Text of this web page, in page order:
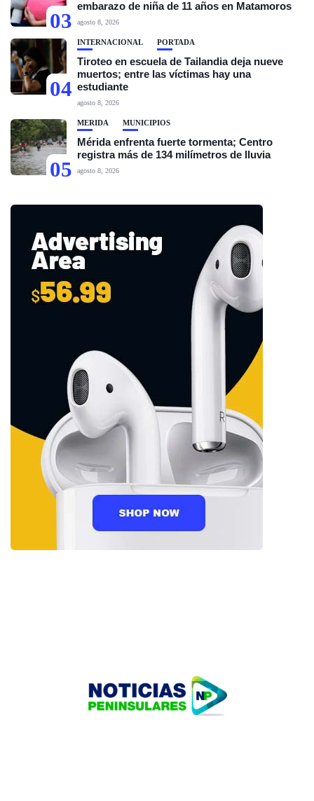
03
embarazo de niña de 11 años en Matamoros
agosto 8, 2026
04
INTERNACIONAL PORTADA
Tiroteo en escuela de Tailandia deja nueve
muertos; entre las víctimas hay una
estudiante
agosto 8, 2026
05
MÉRIDA MUNICIPIOS
Mérida enfrenta fuerte tormenta; Centro
registra más de 134 milímetros de lluvia
agosto 8, 2026